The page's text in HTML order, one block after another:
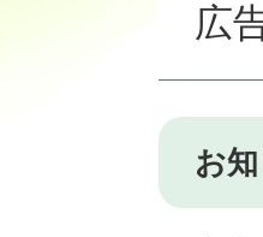
広
お